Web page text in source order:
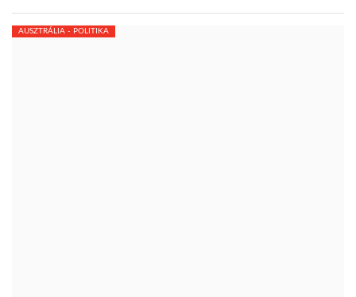
AUSZTRÁLIA - POLITIKA